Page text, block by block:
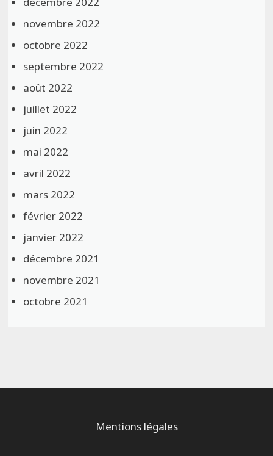
novembre 2022
octobre 2022
septembre 2022
août 2022
juillet 2022
juin 2022
mai 2022
avril 2022
mars 2022
février 2022
janvier 2022
décembre 2021
novembre 2021
octobre 2021
Mentions légales